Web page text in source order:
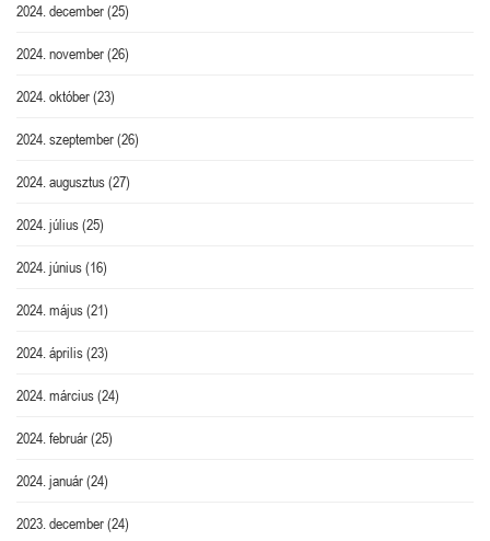
2024. december(25)
2024. november(26)
2024. október(23)
2024. szeptember(26)
2024. augusztus(27)
2024. július(25)
2024. június(16)
2024. május(21)
2024. április(23)
2024. március(24)
2024. február(25)
2024. január(24)
2023. december(24)